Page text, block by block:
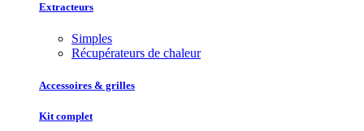
Extracteurs
Simples
Récupérateurs de chaleur
Accessoires & grilles
Kit complet